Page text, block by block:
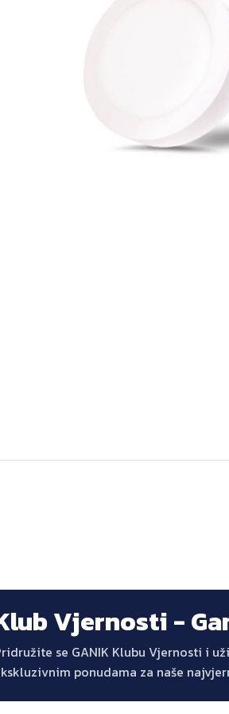
Vjernosti -
se GANIK Klubu Vjernosti i
ponudama za naše